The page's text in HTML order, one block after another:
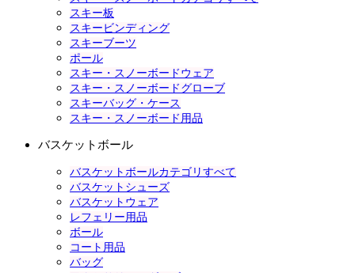
スキー板
スキービンディング
スキーブーツ
ポール
スキー・スノーボードウェア
スキー・スノーボードグローブ
スキーバッグ・ケース
スキー・スノーボード用品
バスケットボール
バスケットボールカテゴリすべて
バスケットシューズ
バスケットウェア
レフェリー用品
ボール
コート用品
バッグ